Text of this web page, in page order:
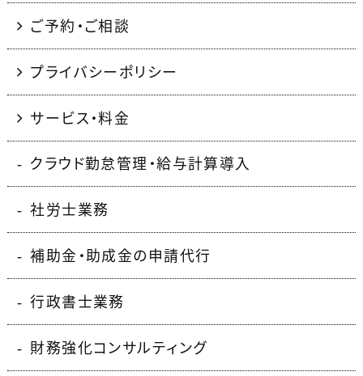
ご予約・ご相談
プライバシーポリシー
サービス・料金
クラウド勤怠管理・給与計算導入
社労士業務
補助金・助成金の申請代行
行政書士業務
財務強化コンサルティング